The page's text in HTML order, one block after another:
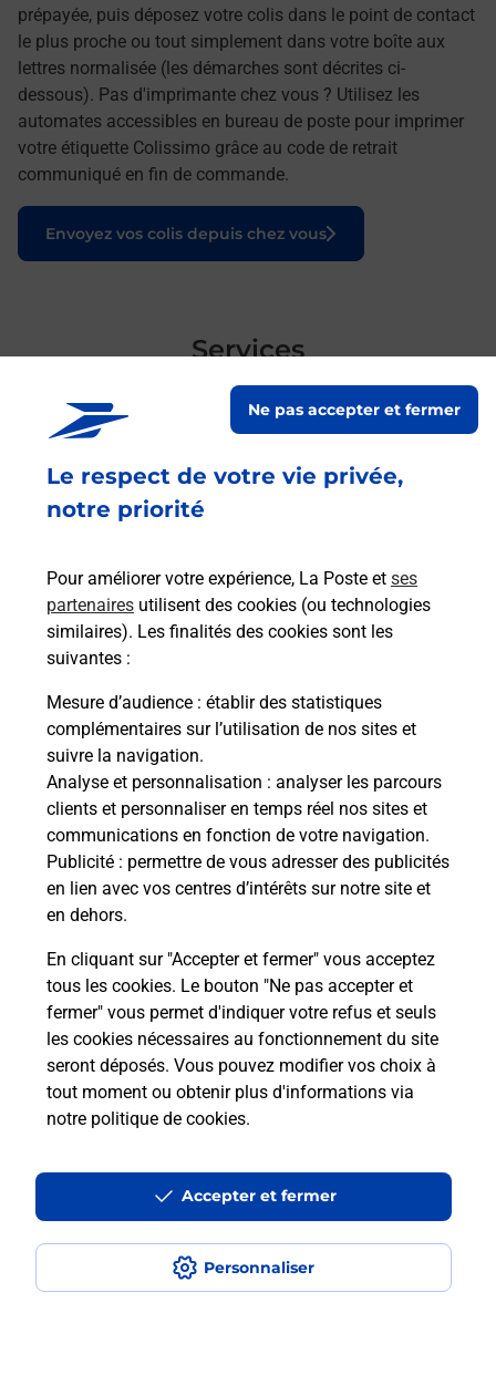
Le respect de votre vie privée,
notre priorité
Pour améliorer votre expérience, La Poste et ses
partenaires utilisent des cookies (ou technologies
similaires). Les finalités des cookies sont les
suivantes :
Mesure d’audience : établir des statistiques
complémentaires sur l’utilisation de nos sites et
suivre la navigation.
Analyse et personnalisation : analyser les parcours
clients et personnaliser en temps réel nos sites et
communications en fonction de votre navigation.
Publicité : permettre de vous adresser des publicités
en lien avec vos centres d’intérêts sur notre site et
en dehors.
En cliquant sur "Accepter et fermer" vous acceptez
tous les cookies. Le bouton "Ne pas accepter et
fermer" vous permet d'indiquer votre refus et seuls
les cookies nécessaires au fonctionnement du site
seront déposés. Vous pouvez modifier vos choix à
tout moment ou obtenir plus d'informations via
notre politique de cookies.
Personnaliser
Ne pas accepter et fermer
Accepter et fermer
prépayée, puis déposez votre colis dans le point de contact
le plus proche ou tout simplement dans votre boîte aux
lettres normalisée (les démarches sont décrites ci-
dessous). Pas d'imprimante chez vous ? Utilisez les
automates accessibles en bureau de poste pour imprimer
votre étiquette Colissimo grâce au code de retrait
communiqué en fin de commande.
Envoyez vos colis depuis chez vous
Le lien s'ouvre dans un nouvel onglet
Services
En savoir plus
Acheter un iPhone neuf ou reconditionné
Vous recherchez un smartphone pas cher proche
de chez vous ? Découvrez notre offre de
téléphones iPhone Apple dans vos bureaux de
Poste à REVIGNY SUR ORNAIN (55800) !
En savoir plus
En
Questions fréquemment posées
Comment retourner un colis acheté
en ligne depuis votre boîte aux lettres
Comment envoyer un colis ou faire un
retour chez un e-commerçant sans se
déplacer ?
Envoyer un petit colis au meilleur